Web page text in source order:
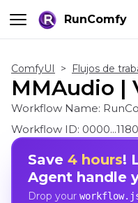
RunComfy
ComfyUI > Flujos de
MMAudio |
Workflow Name:
Workflow ID: 0000...1180
Save 4 hours!
Agent handle
Drop your